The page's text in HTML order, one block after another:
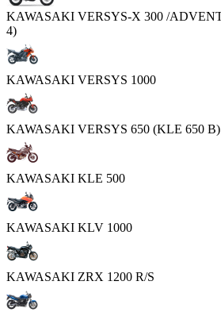
KAWASAKI VERSYS-X 300 /
4)
KAWASAKI VERSYS 1000
KAWASAKI VERSYS 650 (KLE 650 B)
KAWASAKI KLE 500
KAWASAKI KLV 1000
KAWASAKI ZRX 1200 R/S